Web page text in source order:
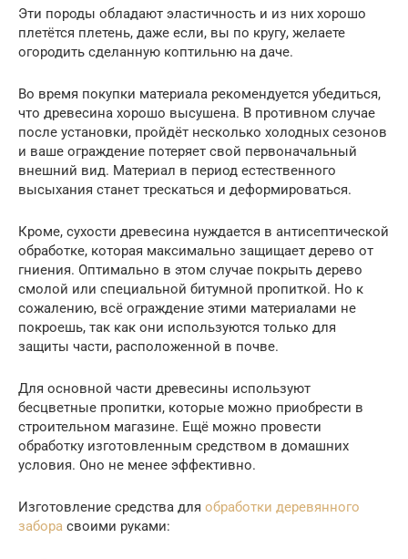
Эти породы обладают эластичность и из них хорошо
плетётся плетень, даже если, вы по кругу, желаете
огородить сделанную коптильню на даче.
Во время покупки материала рекомендуется убедиться,
что древесина хорошо высушена. В противном случае
после установки, пройдёт несколько холодных сезонов
и ваше ограждение потеряет свой первоначальный
внешний вид. Материал в период естественного
высыхания станет трескаться и деформироваться.
Кроме, сухости древесина нуждается в антисептической
обработке, которая максимально защищает дерево от
гниения. Оптимально в этом случае покрыть дерево
смолой или специальной битумной пропиткой. Но к
сожалению, всё ограждение этими материалами не
покроешь, так как они используются только для
защиты части, расположенной в почве.
Для основной части древесины используют
бесцветные пропитки, которые можно приобрести в
строительном магазине. Ещё можно провести
обработку изготовленным средством в домашних
условия. Оно не менее эффективно.
Изготовление средства для обработки деревянного
забора своими руками: